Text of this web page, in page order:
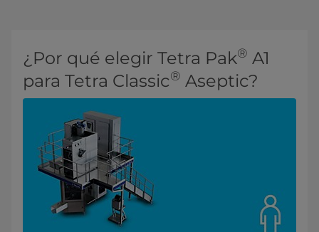
¿Por qué elegir Tetra Pak® A1
para Tetra Classic® Aseptic?